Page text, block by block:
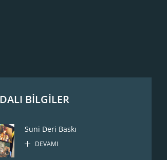
BİLGİLER
Suni Deri Baskı
DEVAMI